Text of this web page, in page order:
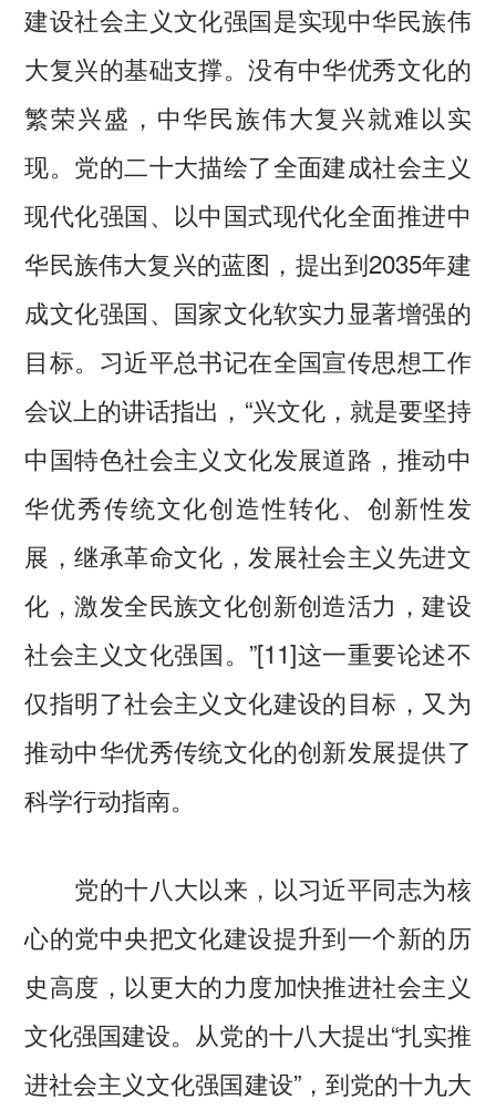
建设社会主义文化强国是实现中华民族伟
大复兴的基础支撑。没有中华优秀文化的
繁荣兴盛，中华民族伟大复兴就难以实
现。党的二十大描绘了全面建成社会主义
现代化强国、以中国式现代化全面推进中
华民族伟大复兴的蓝图，提出到2035年建
成文化强国、国家文化软实力显著增强的
目标。习近平总书记在全国宣传思想工作
会议上的讲话指出，“兴文化，就是要坚持
中国特色社会主义文化发展道路，推动中
华优秀传统文化创造性转化、创新性发
展，继承革命文化，发展社会主义先进文
化，激发全民族文化创新创造活力，建设
社会主义文化强国。”[11]这一重要论述不
仅指明了社会主义文化建设的目标，又为
推动中华优秀传统文化的创新发展提供了
科学行动指南。
党的十八大以来，以习近平同志为核
心的党中央把文化建设提升到一个新的历
史高度，以更大的力度加快推进社会主义
文化强国建设。从党的十八大提出“扎实推
进社会主义文化强国建设”，到党的十九大